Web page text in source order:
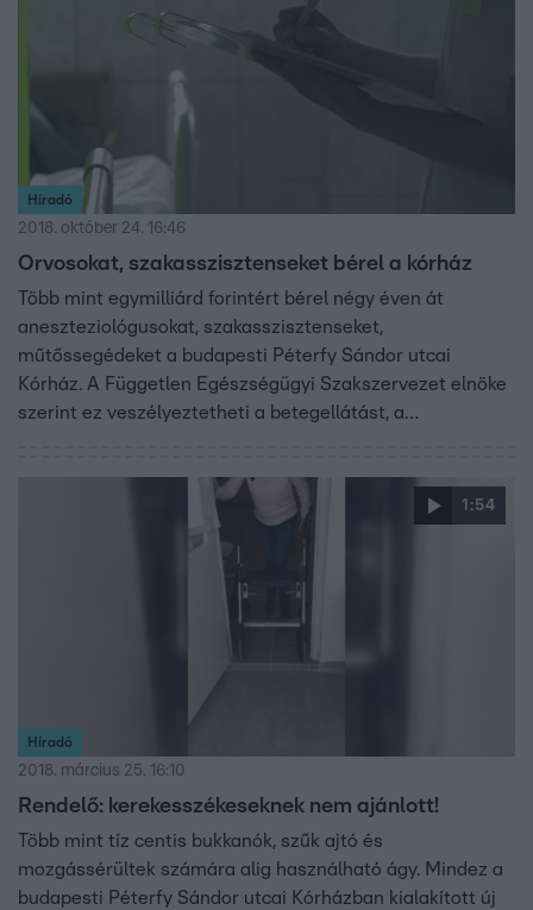
Híradó
2018. október 24. 16:46
Orvosokat, szakasszisztenseket bérel a kórház
Több mint egymilliárd forintért bérel négy éven át
aneszteziológusokat, szakasszisztenseket,
műtőssegédeket a budapesti Péterfy Sándor utcai
Kórház. A Független Egészségügyi Szakszervezet elnöke
szerint ez veszélyeztetheti a betegellátást, a
tizenkét óra munkaidőt.
1:54
Híradó
2018. március 25. 16:10
Rendelő: kerekesszékeseknek nem ajánlott!
Több mint tíz centis bukkanók, szűk ajtó és
mozgássérültek számára alig használható ágy. Mindez a
budapesti Péterfy Sándor utcai Kórházban kialakított új